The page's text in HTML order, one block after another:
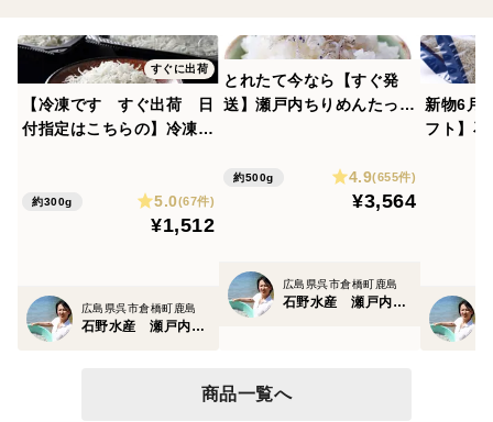
すぐに出荷
【冷凍です すぐ出荷 日
付指定はこちらの】冷凍釜
定🆗】新物広島の解禁日い
つでもお届け釜揚げちりめ
約300g 5.0(67件)
¥1,512
広島県呉市倉橋町鹿島
石野水産 瀬戸内ちりめん ひじき
とれたて今なら【すぐ発
送】瀬戸内ちりめんたっぷ
お得！乾燥が絶妙賞味期限
60日 最短明日着1袋～2
約500g 4.9(655件)
¥3,564
広島県呉市倉橋町鹿島
石野水産 瀬戸内ちりめん ひじき
新物6月
フト】
商品一覧へ